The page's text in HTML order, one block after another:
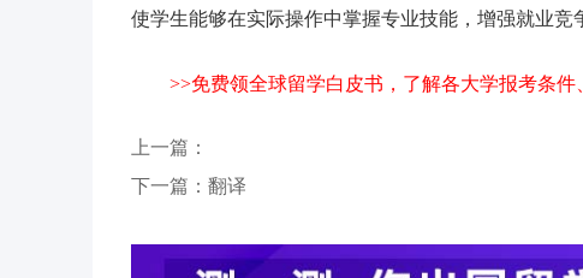
使学生能够在实际操作中掌握专业技能，增强就业竞
>>免费领全球留学白皮书，了解各大学报考条
上一篇：
下一篇： 翻译